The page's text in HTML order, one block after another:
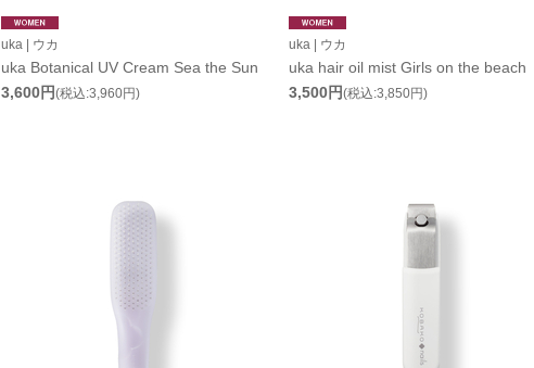
uka | ウカ
uka Botanical UV Cream Sea the Sun
3,600円(税込:3,960円)
uka | ウカ
uka hair oil mist Girls on the beach
3,500円(税込:3,850円)